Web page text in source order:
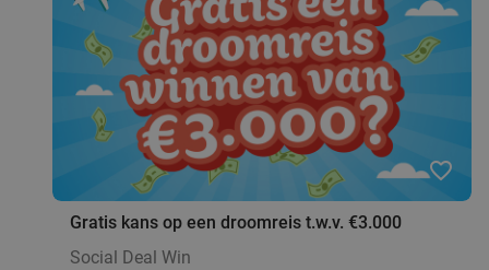
favorite_border
Gratis kans op een droomreis t.w.v. €3.000
Social Deal Win